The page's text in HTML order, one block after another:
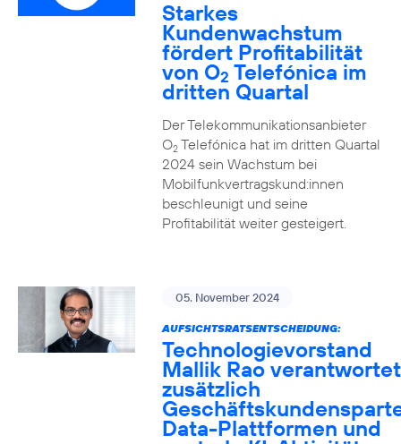
Starkes
Kundenwachstum
fördert Profitabilität
von O2 Telefónica im
dritten Quartal
Der Telekommunikationsanbieter
O2Telefónica hat im dritten Quartal
2024 sein Wachstum bei
Mobilfunkvertragskund:innen
beschleunigt und seine
Profitabilität weiter gesteigert.
05. November 2024
AUFSICHTSRATSENTSCHEIDUNG:
Technologievorstand
Mallik Rao verantwortet
zusätzlich
Data-Plattformen und